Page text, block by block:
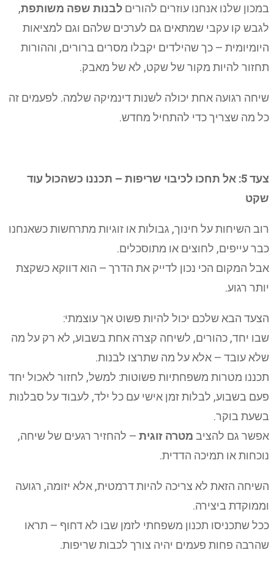
במכון שלנו אנחנו עוזרים להורים לבנות שפה משותפת,
לגבש קו עקבי שמתאים גם לערכים שלהם וגם למציאות
היומיומית – כך שהילדים יקבלו מסרים ברורים, וההורות
תחזור להיות מקור של שקט, לא של מאבק.
שיחה רגועה אחת יכולה לשנות דינמיקה שלמה. לפעמים זה
כל מה שצריך כדי להתחיל מחדש.
צעד 5: אל תחכו לכיבוי שריפות – תכננו כשהכול עוד
שקט
רוב השיחות על חינוך, גבולות או זוגיות מתרחשות כשאנחנו
כבר עייפים, לחוצים או מתוסכלים.
אבל המקום הכי נכון לדייק את הדרך – הוא דווקא כשקצת
יותר רגוע.
הצעד הבא שלכם יכול להיות פשוט אך עוצמתי:
שבו יחד, כהורים, לשיחה קצרה אחת בשבוע, לא רק על מה
שלא עובד – אלא על מה שתרצו לבנות.
תכננו מטרות משפחתיות פשוטות: למשל, לחזור לאכול יחד
פעם בשבוע, לבלות זמן אישי עם כל ילד, לעבוד על סבלנות
בשעת בוקר.
אפשר גם להציב מטרה זוגית – להחזיר רגעים של שיחה,
נוכחות או תמיכה הדדית.
השיחה הזאת לא צריכה להיות דרמטית, אלא יזומה, רגועה
וממוקדת ביצירה.
ככל שתכניסו תכנון משפחתי לזמן שבו לא דחוף – תראו
שהרבה פחות פעמים יהיה צורך לכבות שריפות.